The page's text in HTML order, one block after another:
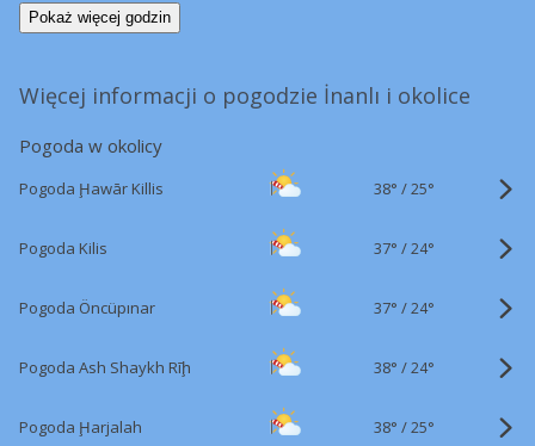
Pokaż więcej godzin
Więcej informacji o pogodzie İnanlı i okolice
Pogoda w okolicy
Pogoda Ḩawār Killis 38° /25°
Pogoda Kilis 37° /24°
Pogoda Öncüpınar 37° /24°
Pogoda Ash Shaykh Rīḩ 38° /24°
Pogoda Ḩarjalah 38° /25°